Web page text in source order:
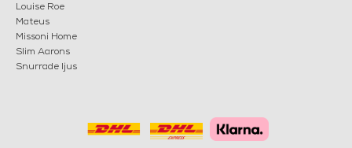
Louise Roe
Mateus
Missoni Home
Slim Aarons
Snurrade ljus